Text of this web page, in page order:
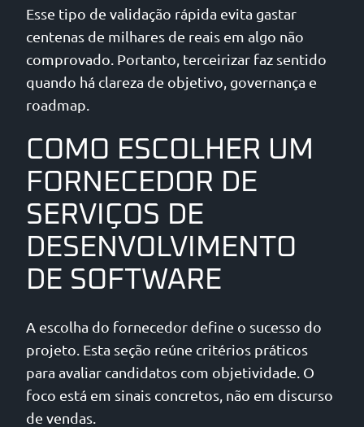
Esse tipo de validação rápida evita gastar
centenas de milhares de reais em algo não
comprovado. Portanto, terceirizar faz sentido
quando há clareza de objetivo, governança e
roadmap.
COMO ESCOLHER UM
FORNECEDOR DE
SERVIÇOS DE
DESENVOLVIMENTO
DE SOFTWARE
A escolha do fornecedor define o sucesso do
projeto. Esta seção reúne critérios práticos
para avaliar candidatos com objetividade. O
foco está em sinais concretos, não em discurso
de vendas.